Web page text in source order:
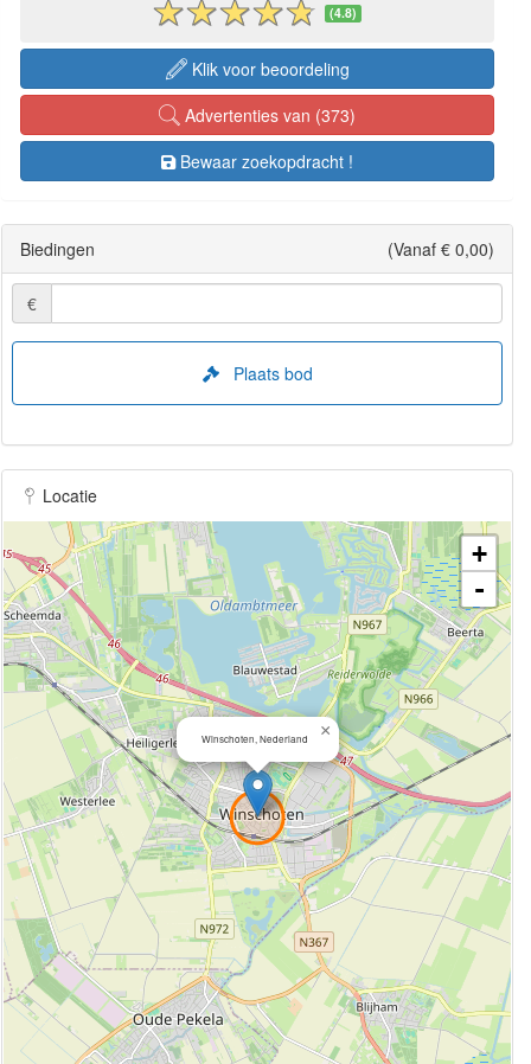
(4.8)
Klik voor beoordeling
Advertenties van (373)
Bewaar zoekopdracht !
Biedingen (Vanaf € 0,00)
€
Plaats bod
Locatie
Winschoten, Nederland ×
+
-